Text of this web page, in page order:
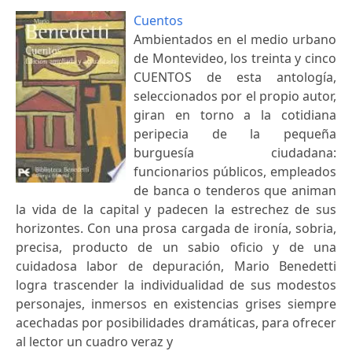
Cuentos
Ambientados en el medio urbano
de Montevideo, los treinta y cinco
CUENTOS de esta antología,
seleccionados por el propio autor,
giran en torno a la cotidiana
peripecia de la pequeña
burguesía ciudadana:
funcionarios públicos, empleados
de banca o tenderos que animan
la vida de la capital y padecen la estrechez de sus
horizontes. Con una prosa cargada de ironía, sobria,
precisa, producto de un sabio oficio y de una
cuidadosa labor de depuración, Mario Benedetti
logra trascender la individualidad de sus modestos
personajes, inmersos en existencias grises siempre
acechadas por posibilidades dramáticas, para ofrecer
al lector un cuadro veraz y